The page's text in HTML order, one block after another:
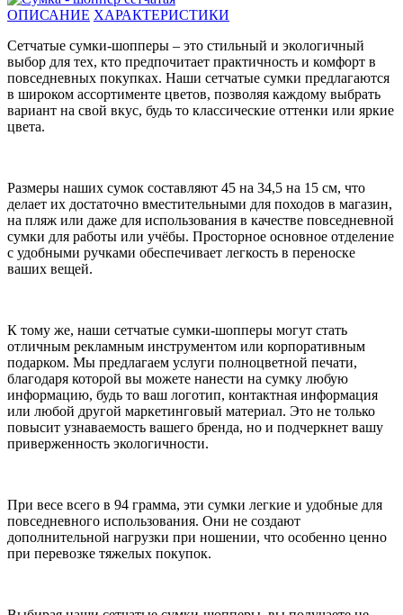
ОПИСАНИЕ ХАРАКТЕРИСТИКИ
Сетчатые сумки-шопперы – это стильный и экологичный
выбор для тех, кто предпочитает практичность и комфорт в
повседневных покупках. Наши сетчатые сумки предлагаются
в широком ассортименте цветов, позволяя каждому выбрать
вариант на свой вкус, будь то классические оттенки или яркие
цвета.
Размеры наших сумок составляют 45 на 34,5 на 15 см, что
делает их достаточно вместительными для походов в магазин,
на пляж или даже для использования в качестве повседневной
сумки для работы или учёбы. Просторное основное отделение
с удобными ручками обеспечивает легкость в переноске
ваших вещей.
К тому же, наши сетчатые сумки-шопперы могут стать
отличным рекламным инструментом или корпоративным
подарком. Мы предлагаем услуги полноцветной печати,
благодаря которой вы можете нанести на сумку любую
информацию, будь то ваш логотип, контактная информация
или любой другой маркетинговый материал. Это не только
повысит узнаваемость вашего бренда, но и подчеркнет вашу
приверженность экологичности.
При весе всего в 94 грамма, эти сумки легкие и удобные для
повседневного использования. Они не создают
дополнительной нагрузки при ношении, что особенно ценно
при перевозке тяжелых покупок.